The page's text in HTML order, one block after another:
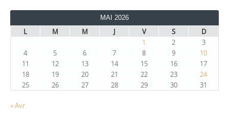
MAI 2026
L M M J V S
D
1
2
3
4
5 6 7 8 9
10
11
12 13 14 15 16
17
18
19 20 21 22 23
24
25
26 27 28 29 30 31
« Avr